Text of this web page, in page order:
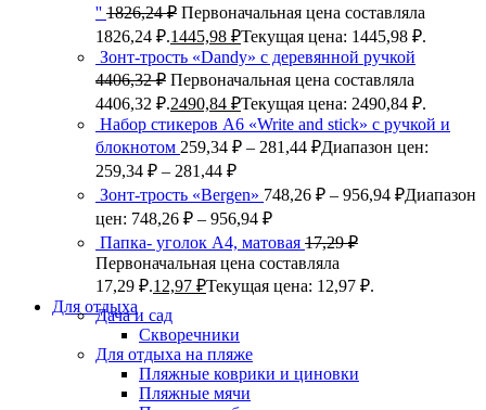
'' 1826,24₽ Первоначальная цена составляла
1826,24 ₽.1445,98 ₽Текущая цена: 1445,98 ₽.
Зонт-трость «Dandy» с деревянной ручкой
4406,32₽ Первоначальная цена составляла
4406,32 ₽.2490,84 ₽Текущая цена: 2490,84 ₽.
Набор стикеров А6 «Write and stick» с ручкой и
блокнотом 259,34 ₽ – 281,44 ₽Диапазон цен:
259,34 ₽ – 281,44 ₽
Зонт-трость «Bergen» 748,26 ₽ – 956,94 ₽Диапазон
цен: 748,26 ₽ – 956,94 ₽
Папка- уголок А4, матовая 17,29₽
Первоначальная цена составляла
17,29 ₽.12,97 ₽Текущая цена: 12,97 ₽.
Для отдыха
Дача и сад
Скворечники
Для отдыха на пляже
Пляжные коврики и циновки
Пляжные мячи